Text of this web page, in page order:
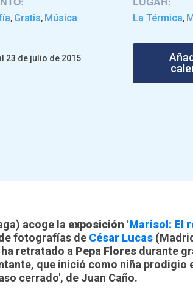
, Gratis, Música
23 de julio de 2015
La Térmica,
acoge la exposición 'Marisol: El
fotografías de César Lucas
retratado a Pepa Flores durante
que inició como niña prodigio
cerrado', de Juan Caño.